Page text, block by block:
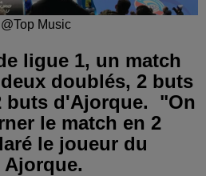
Music
ligue 1, un match
doublés, 2 buts
buts d'Ajorque. "On
le match en 2
le joueur du